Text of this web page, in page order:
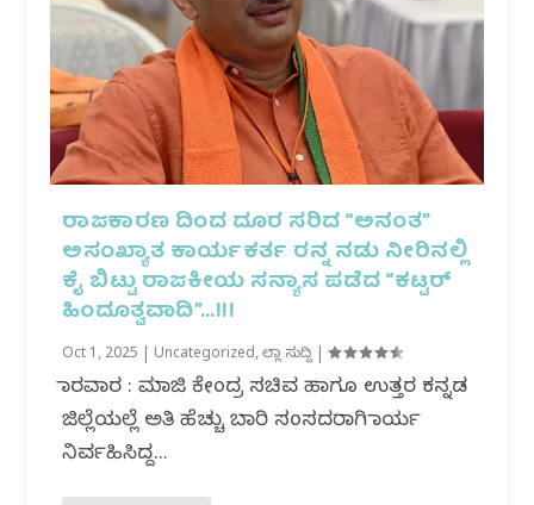
ರಾಜಕಾರಣ ದಿಂದ ದೂರ ಸರಿದ “ಅನಂತ”
ಅಸಂಖ್ಯಾತ ಕಾರ್ಯಕರ್ತ ರನ್ನ ನಡು ನೀರಿನಲ್ಲಿ
ಕೈ ಬಿಟ್ಟು ರಾಜಕೀಯ ಸನ್ಯಾಸ ಪಡೆದ “ಕಟ್ಟರ್
ಹಿಂದೂತ್ವವಾದಿ”…!!!
Oct 1, 2025 Uncategorized,ಜಿಲ್ಲಾ ಸುದ್ದಿ |
ಕಾರವಾರ : ಮಾಜಿ ಕೇಂದ್ರ ಸಚಿವ ಹಾಗೂ ಉತ್ತರ ಕನ್ನಡ
ಜಿಲ್ಲೆಯಲ್ಲೆ ಅತಿ ಹೆಚ್ಚು ಬಾರಿ ಸಂಸದರಾಗಿ ಕಾರ್ಯ
ನಿರ್ವಹಿಸಿದ್ದ...